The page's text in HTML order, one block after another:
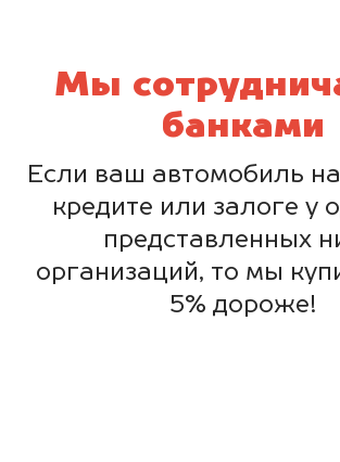
Мы
банками
Если ваш автомобиль
кредите или залоге у
представленных
организаций, то мы
5% дороже!